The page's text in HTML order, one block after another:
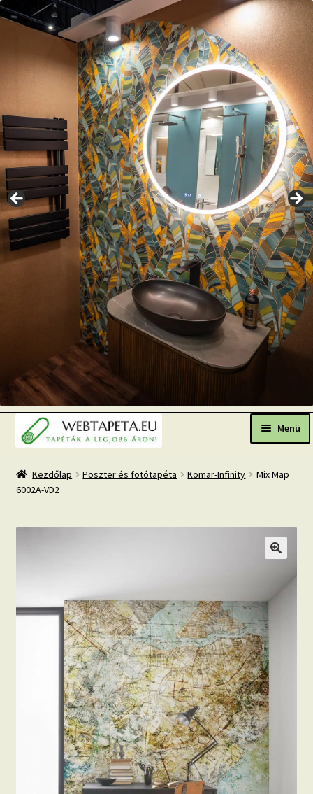
Ugrás
a
navigációhoz
Kilépés
a
tartalomba Menü
Népszerű tapéták
Tapétázási tanácsok
Beton hatású tapéták
Kapcsolat
Kezdőlap Poszter és fotótapéta Komar-Infinity
Mix Map
6002A-VD2